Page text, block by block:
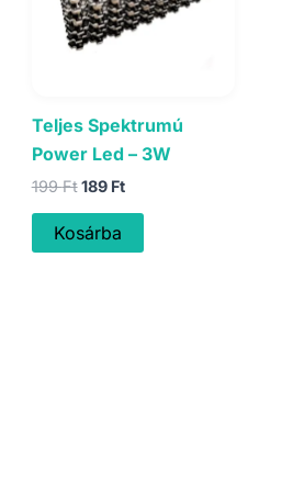
Teljes Spektrumú
Power Led – 3W
199FtOriginal
was:
199 Ft.
189 FtCurrent
Kosárba